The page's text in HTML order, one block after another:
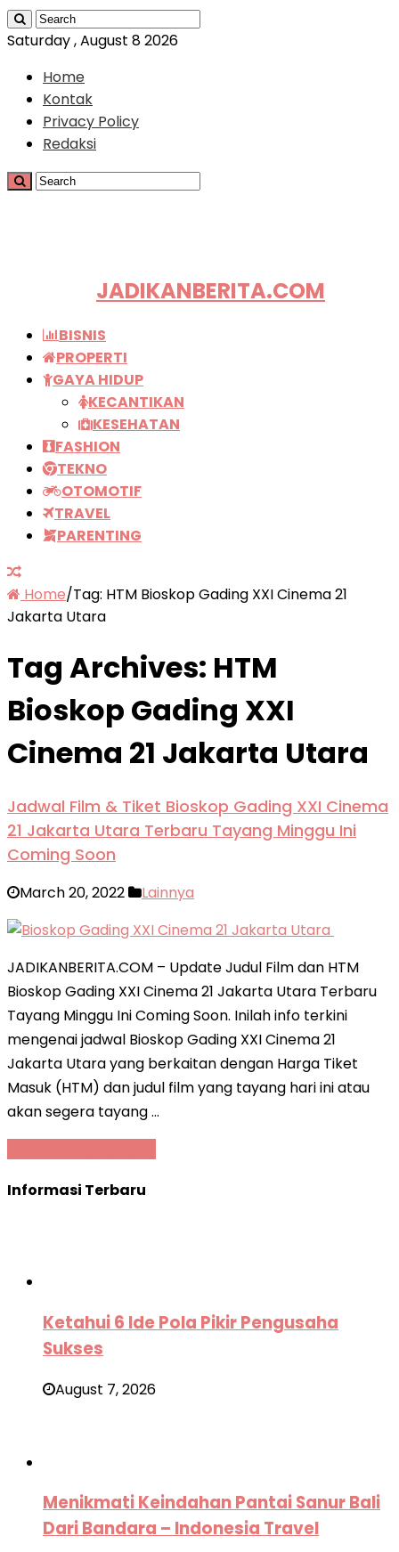
Saturday , August 8 2026
Home
Kontak
Privacy Policy
Redaksi
JADIKANBERITA.COM
BISNIS
PROPERTI
GAYA HIDUP
KECANTIKAN
KESEHATAN
FASHION
TEKNO
OTOMOTIF
TRAVEL
PARENTING
Home/Tag: HTM Bioskop Gading XXI Cinema 21
Jakarta Utara
Tag Archives: HTM
Bioskop Gading XXI
Cinema 21 Jakarta Utara
Jadwal Film & Tiket Bioskop Gading XXI Cinema
21 Jakarta Utara Terbaru Tayang Minggu Ini
Coming Soon
March 20, 2022 Lainnya
JADIKANBERITA.COM – Update Judul Film dan HTM
Bioskop Gading XXI Cinema 21 Jakarta Utara Terbaru
Tayang Minggu Ini Coming Soon. Inilah info terkini
mengenai jadwal Bioskop Gading XXI Cinema 21
Jakarta Utara yang berkaitan dengan Harga Tiket
Masuk (HTM) dan judul film yang tayang hari ini atau
akan segera tayang …
Informasi Terbaru
Ketahui 6 Ide Pola Pikir Pengusaha
Sukses
August 7, 2026
Menikmati Keindahan Pantai Sanur Bali
Dari Bandara – Indonesia Travel